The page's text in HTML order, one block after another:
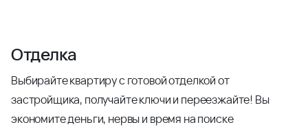
Отделка
Выбирайте квартиру с готовой отделкой от
застройщика, получайте ключи и переезжайте! Вы
экономите деньги, нервы и время на поиске